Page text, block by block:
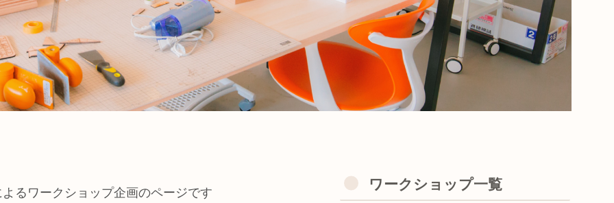
るワークショップ企画のページです
ワークショップ一覧